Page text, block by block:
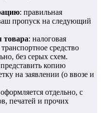
: правильная
пропуск на следующий
товара: налоговая
средство
без серых схем.
копию
на заявлении (о ввозе и
отдельно, с
печатей и прочих